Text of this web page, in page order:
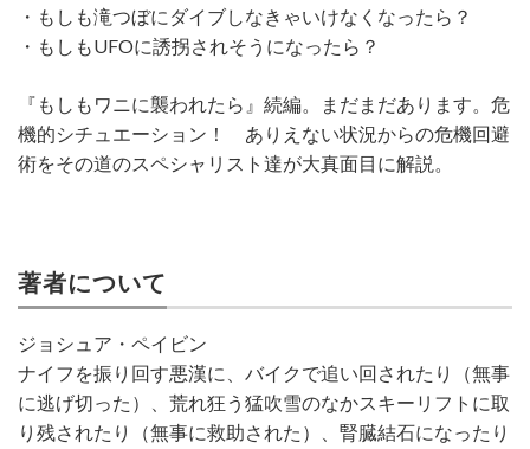
・もしも滝つぼにダイブしなきゃいけなくなったら？
・もしもUFOに誘拐されそうになったら？
『もしもワニに襲われたら』続編。まだまだあります。危
機的シチュエーション！ ありえない状況からの危機回避
術をその道のスペシャリスト達が大真面目に解説。
著者について
ジョシュア・ペイビン
ナイフを振り回す悪漢に、バイクで追い回されたり（無事
に逃げ切った）、荒れ狂う猛吹雪のなかスキーリフトに取
り残されたり（無事に救助された）、腎臓結石になったり